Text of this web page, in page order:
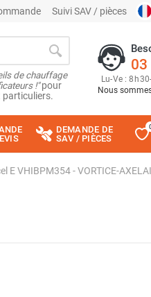
Suivi SAV / pièces
de chauffage
!"pour
particuliers.
03
Lu-Ve : 8h30-
Nous
DEMANDE DE
SAV / PIÈCES
VHIBPM354 - VORTICE-